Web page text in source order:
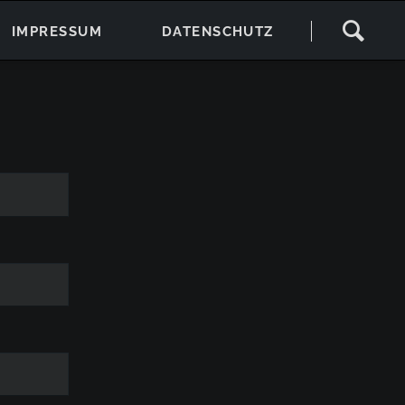
überspringen
IMPRESSUM DATENSCHUTZ